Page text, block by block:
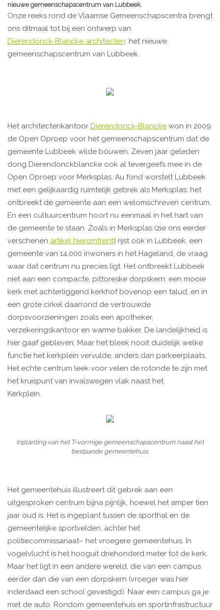
nieuwe gemeenschapscentrum van Lubbeek.
Onze reeks rond de Vlaamse Gemeenschapscentra brengt
ons ditmaal tot bij een ontwerp van
Dierendonck-Blancke architecten: het nieuwe
gemeenschapscentrum van Lubbeek.
Het architectenkantoor Dierendonck-Blancke won in 2009
de Open Oproep voor het gemeenschapscentrum dat de
gemeente Lubbeek wilde bouwen. Zeven jaar geleden
dong Dierendonckblancke ook al tevergeefs mee in de
Open Oproep voor Merksplas. Au fond worstelt Lubbeek
met een gelijkaardig ruimtelijk gebrek als Merksplas: het
ontbreekt de gemeente aan een welomschreven centrum.
En een cultuurcentrum hoort nu eenmaal in het hart van
de gemeente te staan. Zoals in Merksplas (zie ons eerder
verschenen artikel hieromtrent) rijst ook in Lubbeek, een
gemeente van 14.000 inwoners in het Hageland, de vraag
waar dat centrum nu precies ligt. Het ontbreekt Lubbeek
niet aan een compacte, pittoreske dorpskern: een mooie
kerk met achterliggend kerkhof bovenop een talud, en in
een grote cirkel daarrond de vertrouwde
dorpsvoorzieningen zoals een apotheker,
verzekeringskantoor en warme bakker. De landelijkheid is
hier gaaf gebleven. Maar het bleek nooit duidelijk welke
functie het kerkplein vervulde, anders dan parkeerplaats.
Het echte centrum leek voor velen de rotonde te zijn met
het kruispunt van invalswegen vlak naast het
Kerkplein.
Inplanting van het T-vormige gemeenschapscentrum naast het
bestaande gemeentehuis.
Het gemeentehuis illustreert dit gebrek aan een
uitgesproken centrum bijna pijnlijk, hoewel het amper tien
jaar oud is. Het is ingeplant tussen de sporthal en de
gemeentelijke sportvelden, achter het
politiecommissariaat– het vroegere gemeentehuis. In
vogelvlucht is het hooguit driehonderd meter tot de kerk.
Maar het ligt in een andere wereld, die van een campus
eerder dan die van een dorpskern (vroeger was hier
inderdaad een school gevestigd). Naar een campus ga je
met de auto. Rondom gemeentehuis en sportinfrastructuur